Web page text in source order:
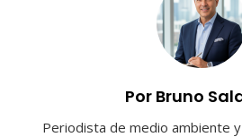
Por Bruno
Periodista de medio ambiente